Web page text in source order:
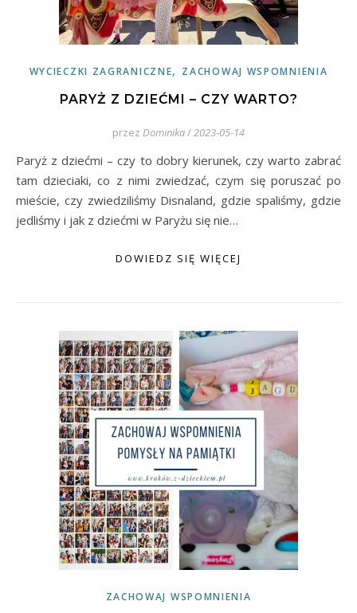
WYCIECZKI ZAGRANICZNE, ZACHOWAJ WSPOMNIENIA
PARYŻ Z DZIEĆMI – CZY WARTO?
przez Dominika/2023-05-14
Paryż z dziećmi – czy to dobry kierunek, czy warto zabrać
tam dzieciaki, co z nimi zwiedzać, czym się poruszać po
mieście, czy zwiedziliśmy Disnaland, gdzie spaliśmy, gdzie
jedliśmy i jak z dziećmi w Paryżu się nie…
DOWIEDZ SIĘ WIĘCEJ
ZACHOWAJ WSPOMNIENIA